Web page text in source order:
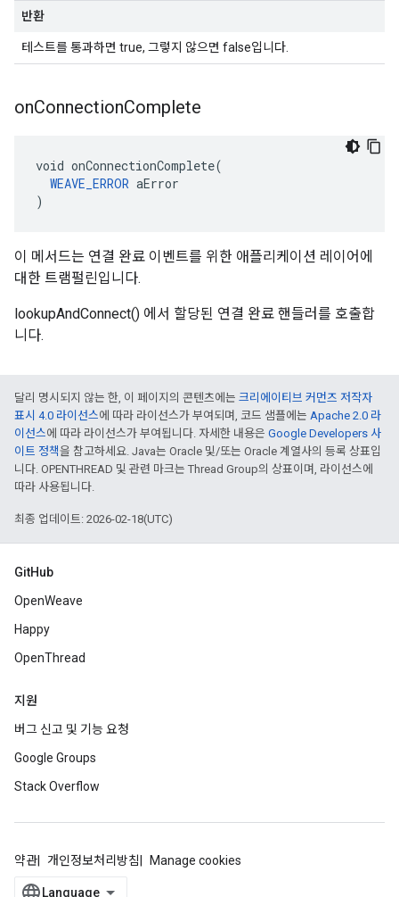
반환
테스트를 통과하면 true, 그렇지 않으면 false입니다.
onConnectionComplete
void onConnectionComplete(
WEAVE_ERROR aError
)
이 메서드는 연결 완료 이벤트를 위한 애플리케이션 레이어에
대한 트램펄린입니다.
lookupAndConnect() 에서 할당된 연결 완료 핸들러를 호출합
니다.
달리 명시되지 않는 한, 이 페이지의 콘텐츠에는 크리에이티브 커먼즈 저작자
표시 4.0 라이선스에 따라 라이선스가 부여되며, 코드 샘플에는 Apache 2.0 라
이선스에 따라 라이선스가 부여됩니다. 자세한 내용은 Google Developers 사
이트 정책을 참고하세요. Java는 Oracle 및/또는 Oracle 계열사의 등록 상표입
니다. OPENTHREAD 및 관련 마크는 Thread Group의 상표이며, 라이선스에
따라 사용됩니다.
최종 업데이트: 2026-02-18(UTC)
GitHub
OpenWeave
Happy
OpenThread
지원
버그 신고 및 기능 요청
Google Groups
Stack Overflow
약관 개인정보처리방침 Manage cookies